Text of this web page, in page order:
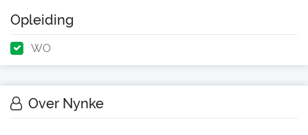
Opleiding
WO
Over Nynke